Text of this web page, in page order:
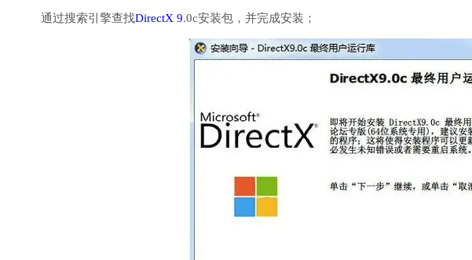
通过搜索引擎查找DirectX 9.0c安装包，并完成安装；